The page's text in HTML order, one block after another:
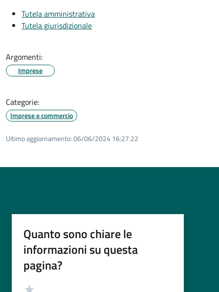
Tutela amministrativa
Tutela giurisdizionale
Argomenti:
Imprese
Categorie:
Imprese e commercio
Ultimo aggiornamento:06/06/2024 16:27.22
Quanto sono chiare le
informazioni su questa
pagina?
Valutazione